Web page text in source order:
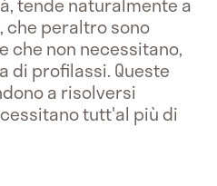
che peraltro sono
che non necessitano,
di profilassi. Queste
a risolversi
tutt'al più di